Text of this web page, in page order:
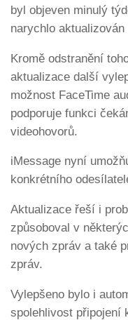
byl objeven minulý
narychlo
Kromě odstranění
aktualizace další
možnost FaceTime
podporuje funkci
videohovorů.
iMessage nyní
konkrétního
Aktualizace řeší i
způsoboval v
nových zpráv a také
zpráv.
Vylepšeno bylo i
spolehlivost připojení